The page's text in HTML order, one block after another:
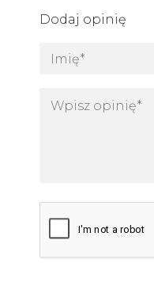
Dodaj opinię